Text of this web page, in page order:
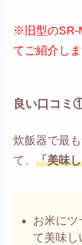
※旧型のSR-
てご紹介しま
良い口コミ
炊飯器で最
て、「美味
お米にツ
て美味し